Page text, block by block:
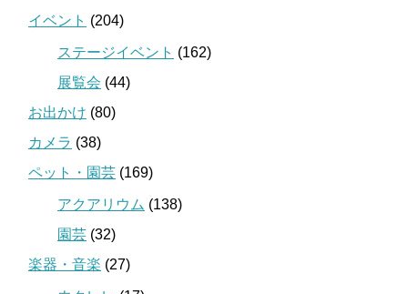
イベント (204)
ステージイベント (162)
展覧会 (44)
お出かけ (80)
カメラ (38)
ペット・園芸 (169)
アクアリウム (138)
園芸 (32)
楽器・音楽 (27)